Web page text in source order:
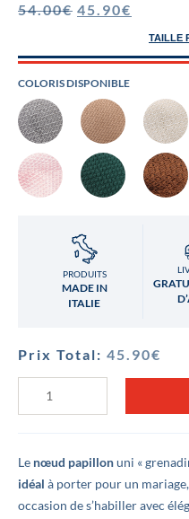
54.00€ 45.90€
TAILLE
COLORIS DISPONIBLE
PRODUITS
MADE IN
ITALIE
Prix Total: 45.90€
Noeud
de
Prune
Le nœud papillonuni «
idéal à porter pour un
occasion de s’habiller avec